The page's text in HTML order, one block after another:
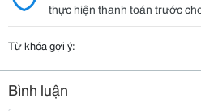
thực hiện thanh toán trước
Từ khóa gợi ý:
Bình luận